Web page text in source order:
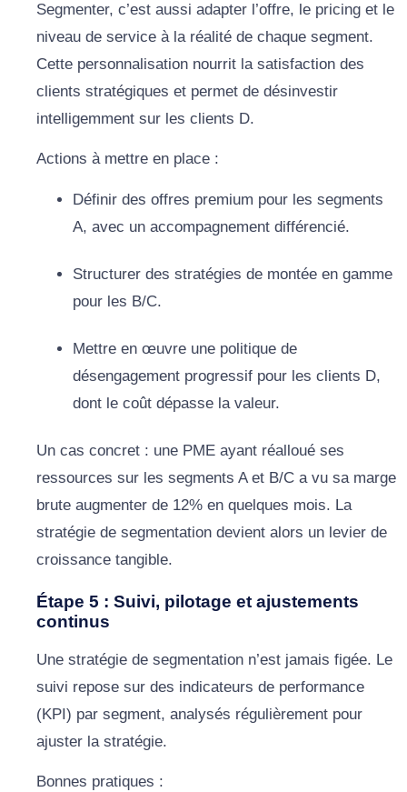
Segmenter, c’est aussi adapter l’offre, le pricing et le
niveau de service à la réalité de chaque segment.
Cette personnalisation nourrit la satisfaction des
clients stratégiques et permet de désinvestir
intelligemment sur les clients D.
Actions à mettre en place :
Définir des offres premium pour les segments
A, avec un accompagnement différencié.
Structurer des stratégies de montée en gamme
pour les B/C.
Mettre en œuvre une politique de
désengagement progressif pour les clients D,
dont le coût dépasse la valeur.
Un cas concret : une PME ayant réalloué ses
ressources sur les segments A et B/C a vu sa marge
brute augmenter de 12% en quelques mois. La
stratégie de segmentation devient alors un levier de
croissance tangible.
Étape 5 : Suivi, pilotage et ajustements
continus
Une stratégie de segmentation n’est jamais figée. Le
suivi repose sur des indicateurs de performance
(KPI) par segment, analysés régulièrement pour
ajuster la stratégie.
Bonnes pratiques :